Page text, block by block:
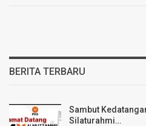
BERITA TERBARU
Sambut
Silaturahmi…